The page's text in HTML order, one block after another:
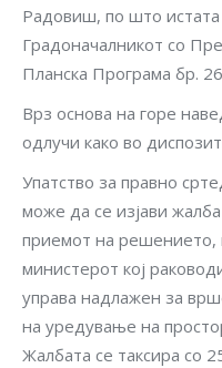
Радовиш, по што
Градоначалникот со
Планска Програма бр.
Врз основа на горе
одлучи како во
Упатство за правно
може да се изјави
приемот на решението,
министерот кој
управа надлажен за
на уредување на
Жалбата се таксира со